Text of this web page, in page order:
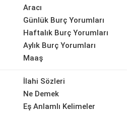
Aracı
Günlük Burç Yorumları
Haftalık Burç Yorumları
Aylık Burç Yorumları
Maaş
İlahi Sözleri
Ne Demek
Eş Anlamlı Kelimeler